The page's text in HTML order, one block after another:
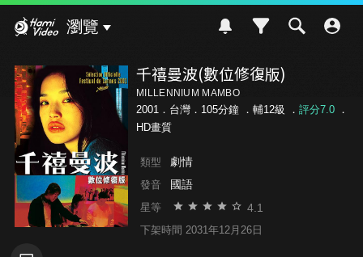
瀏覽
千禧曼波(數位修復版)
MILLENNIUM MAMBO
2001．台灣．105分鐘 ． 輔12級 ． 評分7.0．
HD畫質
類型 劇情
發音 國語
星等 4.1
下架時間 2031年12月26日